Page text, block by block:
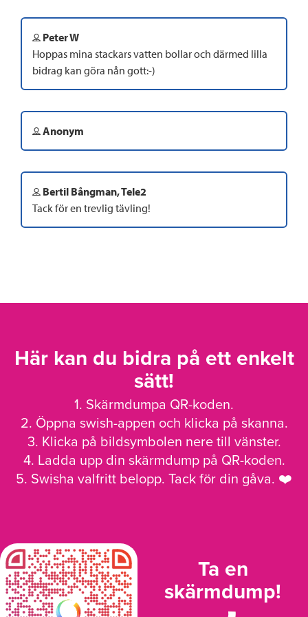
Peter W
Hoppas mina stackars vatten bollar och därmed lilla
bidrag kan göra nån gott:-)
Anonym
Bertil Bångman, Tele2
Tack för en trevlig tävling!
Här kan du bidra på ett enkelt
sätt!
1. Skärmdumpa QR-koden.
2. Öppna swish-appen och klicka på skanna.
3. Klicka på bildsymbolen nere till vänster.
4. Ladda upp din skärmdump på QR-koden.
5. Swisha valfritt belopp. Tack för din gåva. ❤️
Ta en
skärmdump!